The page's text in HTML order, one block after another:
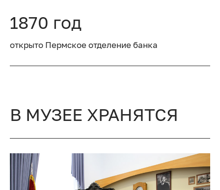
1870 год
открыто Пермское отделение банка
В МУЗЕЕ ХРАНЯТСЯ